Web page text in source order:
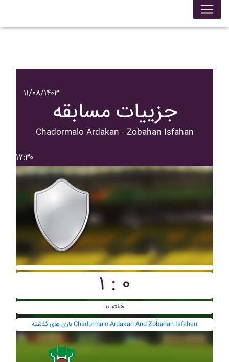
۱۱/۰۸/۱۴۰۳
جزییات مسابقه
Chadormalo Ardakan - Zobahan Isfahan
۱۷:۳۰
۱ : ۰
هفته ۱۰
بازی های گذشته Chadormalo Ardakan And Zobahan Isfahan